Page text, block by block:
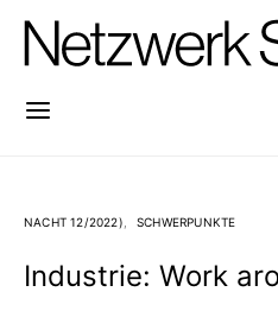
NACHT 12/2022) SCHWERPUNKTE
Industrie: Work